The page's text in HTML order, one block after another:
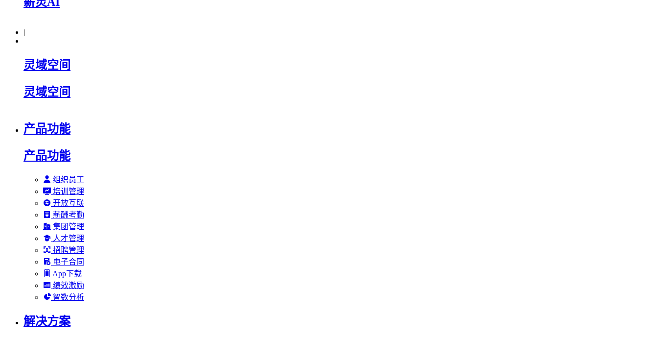
|
灵域空间
灵域空间
产品功能
产品功能
组织员工
培训管理
开放互联
薪酬考勤
集团管理
人才管理
招聘管理
电子合同
App下载
绩效激励
智数分析
解决方案